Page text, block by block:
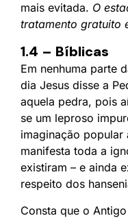
mais evitada. O
tratamento gratuito
1.4 – Bíblicas
Em nenhuma parte
dia Jesus disse a
aquela pedra, pois
se um leproso
imaginação popular
manifesta toda a
existiram – e ainda
respeito dos
Consta que o